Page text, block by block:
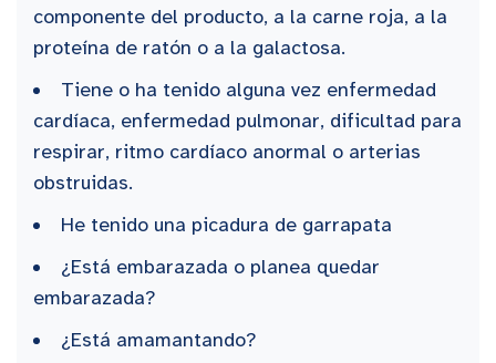
componente del producto, a la carne roja, a la
proteína de ratón o a la galactosa.
Tiene o ha tenido alguna vez enfermedad
cardíaca, enfermedad pulmonar, dificultad para
respirar, ritmo cardíaco anormal o arterias
obstruidas.
He tenido una picadura de garrapata
¿Está embarazada o planea quedar
embarazada?
¿Está amamantando?